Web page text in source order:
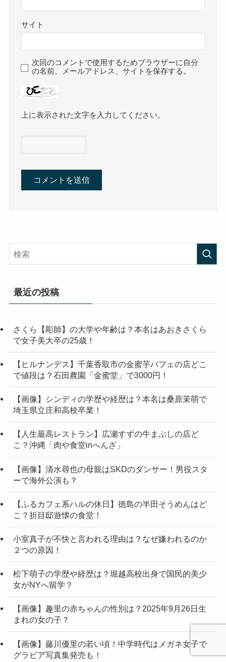
サイト
次回のコメントで使用するためブラウザーに自分
の名前、メールアドレス、サイトを保存する。
上に表示された文字を入力してください。
最近の投稿
さくら【彫師】の大学や年齢は？本名はあおきさくら
で女子美大卒の25歳！
【ヒルナンデス】千葉香取市の金蜜芋パフェの店どこ
で値段は？石田農園「金蜜堂」で3000円！
【画像】シンディの学歴や経歴は？本名は桑原茉萌で
埼玉県立庄和高校卒業！
【人生最高レストラン】広瀬すずの牛まぶしの店ど
こ？沖縄「肉や食堂inへんざ」
【画像】清水尋也の母親はSKDのダンサー！男役スタ
ーで海外公演も？
【ふるカフェ系ハルの休日】徳島の半田そうめんはど
こ？折目邸遊懐の食堂！
小室真子が不快と言われる理由は？なぜ嫌われるのか
２つの原因！
松下萌子の学歴や経歴は？堀越高校出身で国民的美少
女がNYへ留学？
【画像】趣里の赤ちゃんの性別は？2025年9月26日生
まれの女の子？
【画像】藤川優里の若い頃！中学時代はメガネ女子で
グラビア写真集発売も！